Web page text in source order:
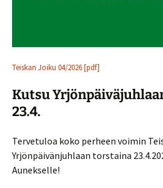
Teiskan Joiku 04/2026 [pdf]
Kutsu
23.4.
Tervetuloa koko perheen voimin
Yrjönpäivänjuhlaan torstaina
Aunekselle!